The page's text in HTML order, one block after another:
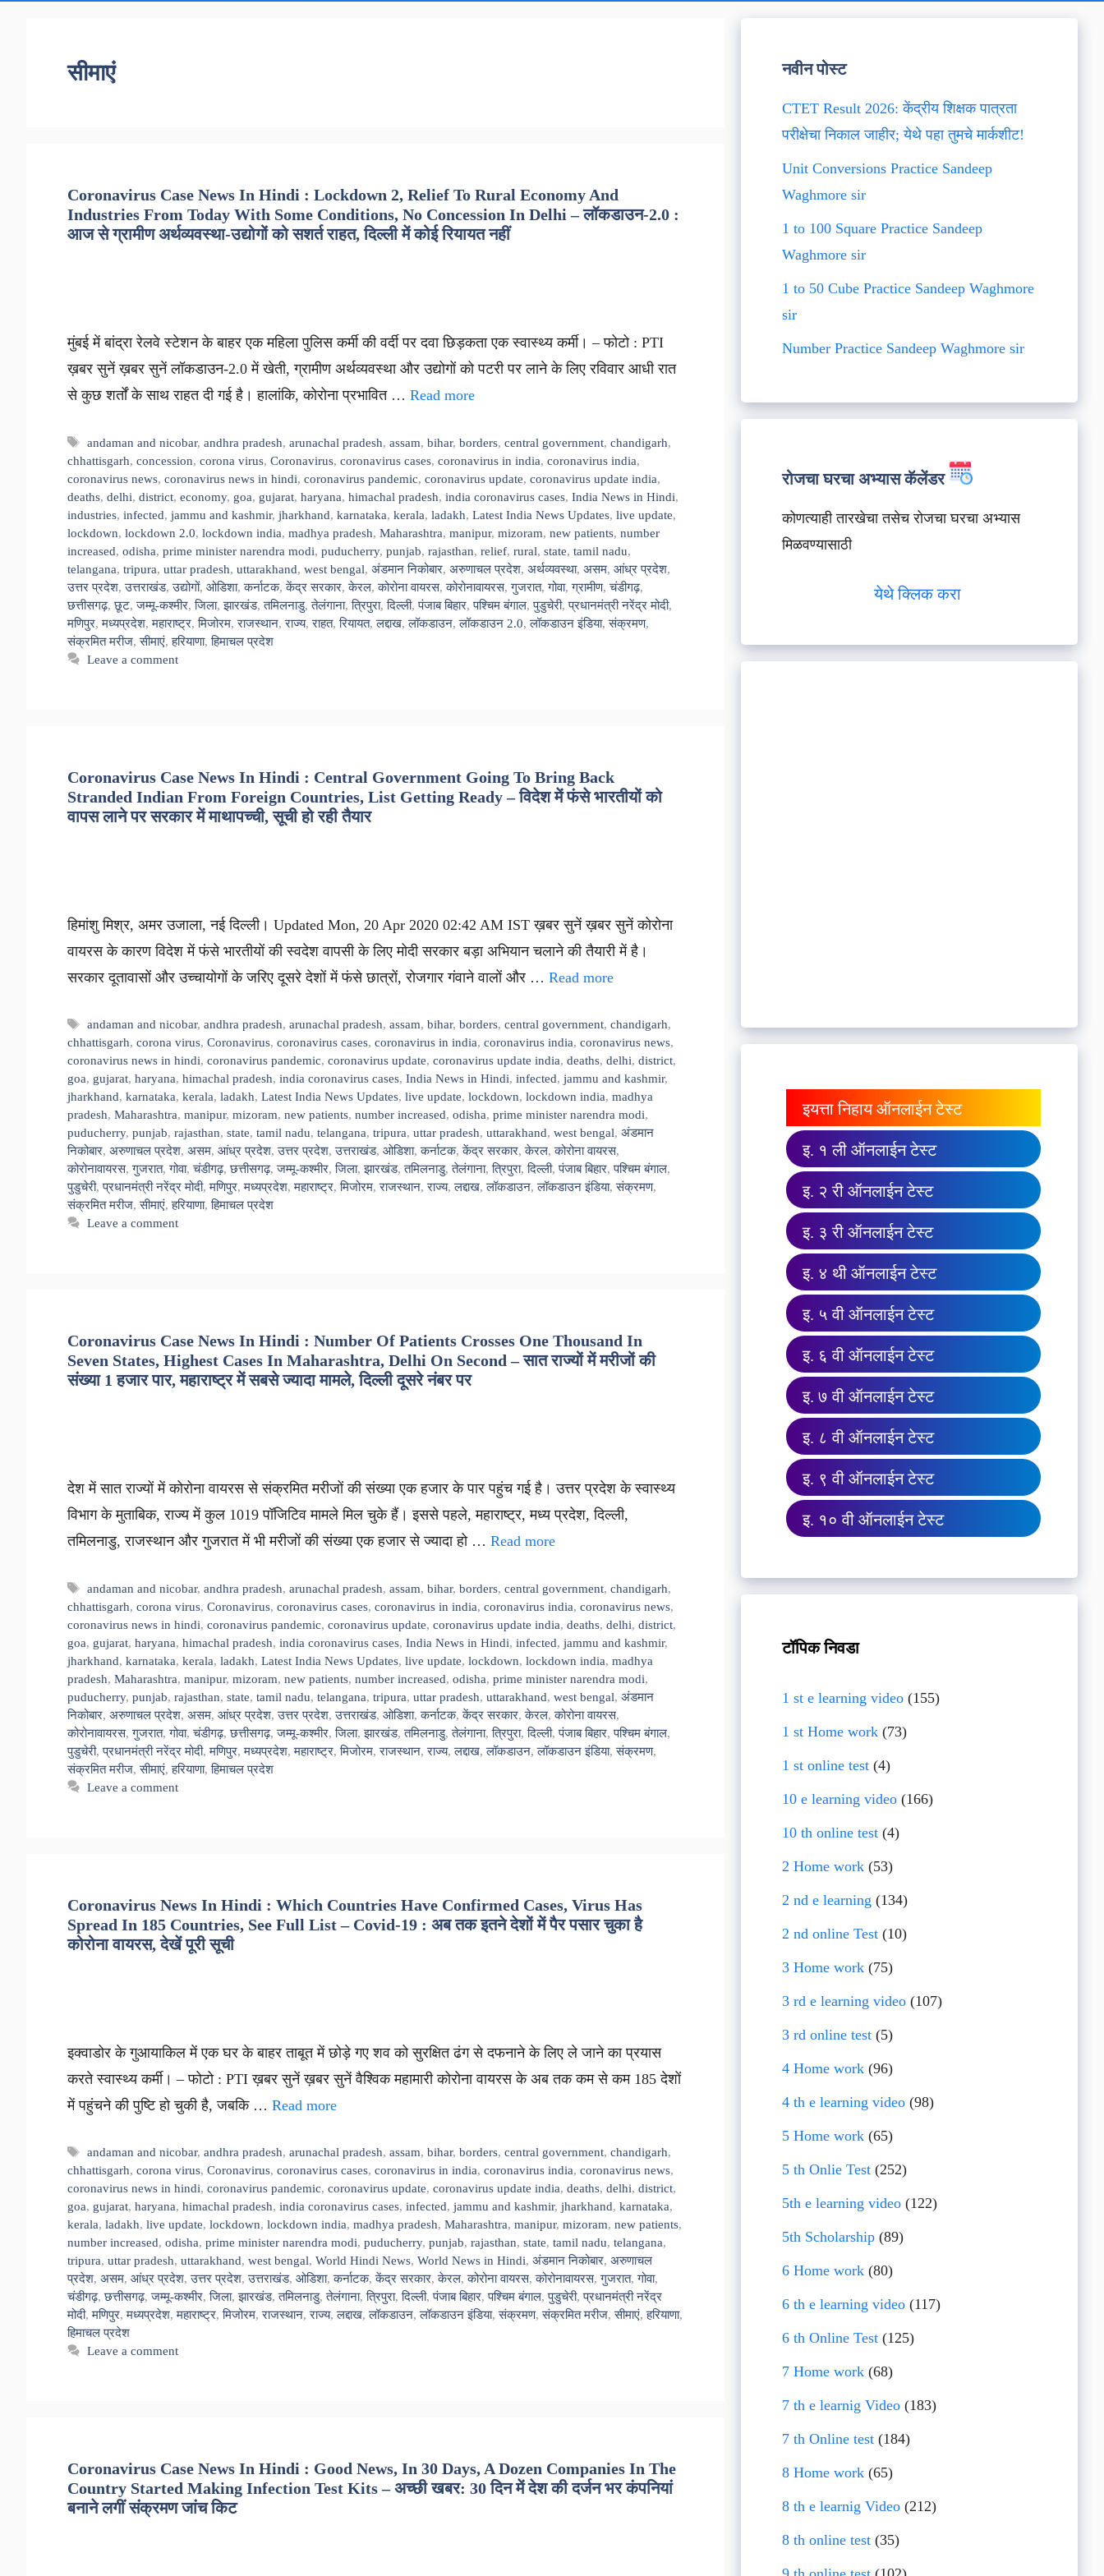
सीमाएं
Coronavirus Case News In Hindi : Lockdown 2, Relief To Rural Economy And
Industries From Today With Some Conditions, No Concession In Delhi – लॉकडाउन-2.0 :
आज से ग्रामीण अर्थव्यवस्था-उद्योगों को सशर्त राहत, दिल्ली में कोई रियायत नहीं
मुंबई में बांद्रा रेलवे स्टेशन के बाहर एक महिला पुलिस कर्मी की वर्दी पर दवा छिड़कता एक स्वास्थ्य कर्मी। – फोटो : PTI
ख़बर सुनें ख़बर सुनें लॉकडाउन-2.0 में खेती, ग्रामीण अर्थव्यवस्था और उद्योगों को पटरी पर लाने के लिए रविवार आधी रात
से कुछ शर्तों के साथ राहत दी गई है। हालांकि, कोरोना प्रभावित … Read more
Tags
andaman and nicobar,andhra pradesh,arunachal pradesh,assam,bihar,borders,central government,chandigarh,
chhattisgarh, concession, corona virus, Coronavirus, coronavirus cases, coronavirus in india, coronavirus india,
coronavirus news, coronavirus news in hindi, coronavirus pandemic, coronavirus update, coronavirus update india,
deaths, delhi, district, economy, goa, gujarat, haryana, himachal pradesh, india coronavirus cases, India News in Hindi,
industries, infected, jammu and kashmir, jharkhand, karnataka, kerala, ladakh, Latest India News Updates, live update,
lockdown, lockdown 2.0, lockdown india, madhya pradesh, Maharashtra, manipur, mizoram, new patients, number
increased, odisha, prime minister narendra modi, puducherry, punjab, rajasthan, relief, rural, state, tamil nadu,
telangana, tripura, uttar pradesh, uttarakhand, west bengal, अंडमान निकोबार, अरुणाचल प्रदेश, अर्थव्यवस्था, असम, आंध्र प्रदेश,
उत्तर प्रदेश,उत्तराखंड,उद्योगों, ओडिशा,कर्नाटक,केंद्र सरकार,केरल,कोरोना वायरस,कोरोनावायरस,गुजरात,गोवा,ग्रामीण,चंडीगढ़,
छत्तीसगढ़,छूट,जम्मू-कश्मीर,जिला,झारखंड,तमिलनाडु,तेलंगाना,त्रिपुरा,दिल्ली,पंजाब बिहार,पश्चिम बंगाल,पुडुचेरी,प्रधानमंत्री नरेंद्र मोदी,
मणिपुर,मध्यप्रदेश,महाराष्ट्र,मिजोरम,राजस्थान,राज्य,राहत,रियायत,लद्दाख,लॉकडाउन,लॉकडाउन 2.0,लॉकडाउन इंडिया,संक्रमण,
संक्रमित मरीज,सीमाएं,हरियाणा,हिमाचल प्रदेश
Leave a comment
Coronavirus Case News In Hindi : Central Government Going To Bring Back
Stranded Indian From Foreign Countries, List Getting Ready – विदेश में फंसे भारतीयों को
वापस लाने पर सरकार में माथापच्ची, सूची हो रही तैयार
हिमांशु मिश्र, अमर उजाला, नई दिल्ली। Updated Mon, 20 Apr 2020 02:42 AM IST ख़बर सुनें ख़बर सुनें कोरोना
वायरस के कारण विदेश में फंसे भारतीयों की स्वदेश वापसी के लिए मोदी सरकार बड़ा अभियान चलाने की तैयारी में है।
सरकार दूतावासों और उच्चायोगों के जरिए दूसरे देशों में फंसे छात्रों, रोजगार गंवाने वालों और … Read more
Tags
andaman and nicobar,andhra pradesh,arunachal pradesh,assam,bihar,borders,central government,chandigarh,
chhattisgarh, corona virus, Coronavirus, coronavirus cases, coronavirus in india, coronavirus india, coronavirus news,
coronavirus news in hindi, coronavirus pandemic, coronavirus update, coronavirus update india, deaths, delhi, district,
goa, gujarat, haryana, himachal pradesh, india coronavirus cases, India News in Hindi, infected, jammu and kashmir,
jharkhand, karnataka, kerala, ladakh, Latest India News Updates, live update, lockdown, lockdown india, madhya
pradesh, Maharashtra, manipur, mizoram, new patients, number increased, odisha, prime minister narendra modi,
puducherry, punjab, rajasthan, state, tamil nadu, telangana, tripura, uttar pradesh, uttarakhand, west bengal, अंडमान
निकोबार, अरुणाचल प्रदेश, असम, आंध्र प्रदेश,उत्तर प्रदेश,उत्तराखंड, ओडिशा,कर्नाटक,केंद्र सरकार,केरल,कोरोना वायरस,
कोरोनावायरस,गुजरात,गोवा,चंडीगढ़,छत्तीसगढ़,जम्मू-कश्मीर,जिला,झारखंड,तमिलनाडु,तेलंगाना,त्रिपुरा,दिल्ली,पंजाब बिहार,पश्चिम बंगाल,
पुडुचेरी,प्रधानमंत्री नरेंद्र मोदी,मणिपुर,मध्यप्रदेश,महाराष्ट्र,मिजोरम,राजस्थान,राज्य,लद्दाख,लॉकडाउन,लॉकडाउन इंडिया,संक्रमण,
संक्रमित मरीज,सीमाएं,हरियाणा,हिमाचल प्रदेश
Leave a comment
Coronavirus Case News In Hindi : Number Of Patients Crosses One Thousand In
Seven States, Highest Cases In Maharashtra, Delhi On Second – सात राज्यों में मरीजों की
संख्या 1 हजार पार, महाराष्ट्र में सबसे ज्यादा मामले, दिल्ली दूसरे नंबर पर
देश में सात राज्यों में कोरोना वायरस से संक्रमित मरीजों की संख्या एक हजार के पार पहुंच गई है। उत्तर प्रदेश के स्वास्थ्य
विभाग के मुताबिक, राज्य में कुल 1019 पॉजिटिव मामले मिल चुके हैं। इससे पहले, महाराष्ट्र, मध्य प्रदेश, दिल्ली,
तमिलनाडु, राजस्थान और गुजरात में भी मरीजों की संख्या एक हजार से ज्यादा हो … Read more
Tags
andaman and nicobar,andhra pradesh,arunachal pradesh,assam,bihar,borders,central government,chandigarh,
chhattisgarh, corona virus, Coronavirus, coronavirus cases, coronavirus in india, coronavirus india, coronavirus news,
coronavirus news in hindi, coronavirus pandemic, coronavirus update, coronavirus update india, deaths, delhi, district,
goa, gujarat, haryana, himachal pradesh, india coronavirus cases, India News in Hindi, infected, jammu and kashmir,
jharkhand, karnataka, kerala, ladakh, Latest India News Updates, live update, lockdown, lockdown india, madhya
pradesh, Maharashtra, manipur, mizoram, new patients, number increased, odisha, prime minister narendra modi,
puducherry, punjab, rajasthan, state, tamil nadu, telangana, tripura, uttar pradesh, uttarakhand, west bengal, अंडमान
निकोबार, अरुणाचल प्रदेश, असम, आंध्र प्रदेश,उत्तर प्रदेश,उत्तराखंड, ओडिशा,कर्नाटक,केंद्र सरकार,केरल,कोरोना वायरस,
कोरोनावायरस,गुजरात,गोवा,चंडीगढ़,छत्तीसगढ़,जम्मू-कश्मीर,जिला,झारखंड,तमिलनाडु,तेलंगाना,त्रिपुरा,दिल्ली,पंजाब बिहार,पश्चिम बंगाल,
पुडुचेरी,प्रधानमंत्री नरेंद्र मोदी,मणिपुर,मध्यप्रदेश,महाराष्ट्र,मिजोरम,राजस्थान,राज्य,लद्दाख,लॉकडाउन,लॉकडाउन इंडिया,संक्रमण,
संक्रमित मरीज,सीमाएं,हरियाणा,हिमाचल प्रदेश
Leave a comment
Coronavirus News In Hindi : Which Countries Have Confirmed Cases, Virus Has
Spread In 185 Countries, See Full List – Covid-19 : अब तक इतने देशों में पैर पसार चुका है
कोरोना वायरस, देखें पूरी सूची
इक्वाडोर के गुआयाकिल में एक घर के बाहर ताबूत में छोड़े गए शव को सुरक्षित ढंग से दफनाने के लिए ले जाने का प्रयास
करते स्वास्थ्य कर्मी। – फोटो : PTI ख़बर सुनें ख़बर सुनें वैश्विक महामारी कोरोना वायरस के अब तक कम से कम 185 देशों
में पहुंचने की पुष्टि हो चुकी है, जबकि … Read more
Tags
andaman and nicobar,andhra pradesh,arunachal pradesh,assam,bihar,borders,central government,chandigarh,
chhattisgarh, corona virus, Coronavirus, coronavirus cases, coronavirus in india, coronavirus india, coronavirus news,
coronavirus news in hindi, coronavirus pandemic, coronavirus update, coronavirus update india, deaths, delhi, district,
goa, gujarat, haryana, himachal pradesh, india coronavirus cases, infected, jammu and kashmir, jharkhand, karnataka,
kerala, ladakh, live update, lockdown, lockdown india, madhya pradesh, Maharashtra, manipur, mizoram, new patients,
number increased, odisha, prime minister narendra modi, puducherry, punjab, rajasthan, state, tamil nadu, telangana,
tripura, uttar pradesh, uttarakhand, west bengal, World Hindi News, World News in Hindi, अंडमान निकोबार, अरुणाचल
प्रदेश, असम, आंध्र प्रदेश,उत्तर प्रदेश,उत्तराखंड, ओडिशा,कर्नाटक,केंद्र सरकार,केरल,कोरोना वायरस,कोरोनावायरस,गुजरात,गोवा,
चंडीगढ़,छत्तीसगढ़,जम्मू-कश्मीर,जिला,झारखंड,तमिलनाडु,तेलंगाना,त्रिपुरा,दिल्ली,पंजाब बिहार,पश्चिम बंगाल,पुडुचेरी,प्रधानमंत्री नरेंद्र
मोदी,मणिपुर,मध्यप्रदेश,महाराष्ट्र,मिजोरम,राजस्थान,राज्य,लद्दाख,लॉकडाउन,लॉकडाउन इंडिया,संक्रमण,संक्रमित मरीज,सीमाएं,हरियाणा,
हिमाचल प्रदेश
Leave a comment
Coronavirus Case News In Hindi : Good News, In 30 Days, A Dozen Companies In The
Country Started Making Infection Test Kits – अच्छी खबर: 30 दिन में देश की दर्जन भर कंपनियां
बनाने लगीं संक्रमण जांच किट
नवीन पोस्ट
CTET Result 2026: केंद्रीय शिक्षक पात्रता
परीक्षेचा निकाल जाहीर; येथे पहा तुमचे मार्कशीट!
Unit Conversions Practice Sandeep
Waghmore sir
1 to 100 Square Practice Sandeep
Waghmore sir
1 to 50 Cube Practice Sandeep Waghmore
sir
Number Practice Sandeep Waghmore sir
रोजचा घरचा अभ्यास कॅलेंडर
कोणत्याही तारखेचा तसेच रोजचा घरचा अभ्यास
मिळवण्यासाठी
येथे क्लिक करा
इयत्ता निहाय ऑनलाईन टेस्ट
इ. १ ली ऑनलाईन टेस्ट
इ. २ री ऑनलाईन टेस्ट
इ. ३ री ऑनलाईन टेस्ट
इ. ४ थी ऑनलाईन टेस्ट
इ. ५ वी ऑनलाईन टेस्ट
इ. ६ वी ऑनलाईन टेस्ट
इ. ७ वी ऑनलाईन टेस्ट
इ. ८ वी ऑनलाईन टेस्ट
इ. ९ वी ऑनलाईन टेस्ट
इ. १० वी ऑनलाईन टेस्ट
टॉपिक निवडा
1 st e learning video(155)
1 st Home work(73)
1 st online test(4)
10 e learning video(166)
10 th online test(4)
2 Home work(53)
2 nd e learning (134)
2 nd online Test(10)
3 Home work(75)
3 rd e learning video(107)
3 rd online test(5)
4 Home work(96)
4 th e learning video(98)
5 Home work(65)
5 th Onlie Test(252)
5th e learning video(122)
5th Scholarship(89)
6 Home work(80)
6 th e learning video(117)
6 th Online Test(125)
7 Home work(68)
7 th e learnig Video(183)
7 th Online test(184)
8 Home work(65)
8 th e learnig Video(212)
8 th online test(35)